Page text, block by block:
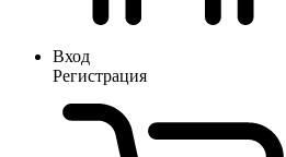
Вход
Регистрация